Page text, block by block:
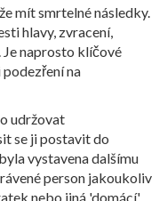
mít smrtelné následky.
hlavy, zvracení,
Je naprosto klíčové
na
udržovat
se ji postavit do
vystavena dalšímu
person jakoukoliv
nebo jiná 'domácí'